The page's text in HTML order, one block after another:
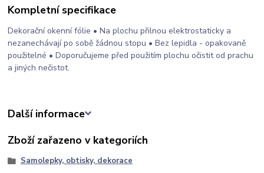
Kompletní specifikace
Dekorační okenní fólie • Na plochu přilnou elektrostaticky a
nezanechávají po sobě žádnou stopu • Bez lepidla - opakovaně
použitelné • Doporučujeme před použitím plochu očistit od prachu
a jiných nečistot.
Další informace
Zboží zařazeno v kategoriích
Samolepky, obtisky, dekorace